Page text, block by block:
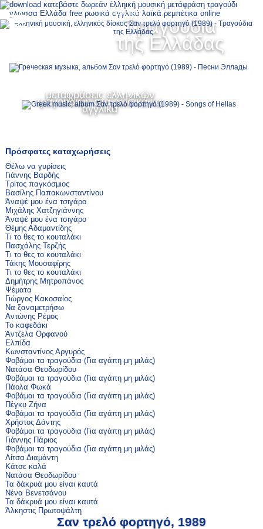
Τραγούδια
της Ελλάδας
μεταφράσεις ελληνικών
τραγουδιών στα ρωσικά και
αγγλικά
Ελληνικά
Русский
English
MENU
Πρόσφατες καταχωρήσεις
Θέλω να γυρίσεις
Γιάννης Βαρδής
Τρίτος παγκόσμιος
Βασίλης Παπακωνσταντίνου
Άναψέ μου ένα τσιγάρο
Μιχάλης Χατζηγιάννης
Άναψέ μου ένα τσιγάρο
Θέμης Αδαμαντίδης
Τι το θες το κουταλάκι
Πασχάλης Τερζής
Τι το θες το κουταλάκι
Τάκης Μουσαφίρης
Τι το θες το κουταλάκι
Δημήτρης Μητροπάνος
Ψέματα
Γιώργος Κακοσαίος
Να ξαναμετρήσω
Αντώνης Ρέμος
Το καφεδάκι
Άντζελα Ορφανού
Ελπίδα
Κωνσταντίνος Αργυρός
Φοβάμαι τα τραγούδια (Για αγάπη μη μιλάς)
Νατάσα Θεοδωρίδου
Φοβάμαι τα τραγούδια (Για αγάπη μη μιλάς)
Πάολα Φωκά
Φοβάμαι τα τραγούδια (Για αγάπη μη μιλάς)
Πέγκυ Ζήνα
Φοβάμαι τα τραγούδια (Για αγάπη μη μιλάς)
Χρήστος Δάντης
Φοβάμαι τα τραγούδια (Για αγάπη μη μιλάς)
Γιάννης Πάριος
Φοβάμαι τα τραγούδια (Για αγάπη μη μιλάς)
Λίτσα Διαμάντη
Κάτσε καλά
Νατάσα Θεοδωρίδου
Τα δάκρυά μου είναι καυτά
Νένα Βενετσάνου
Τα δάκρυά μου είναι καυτά
Άλκηστις Πρωτοψάλτη
Σαν τρελό φορτηγό, 1989